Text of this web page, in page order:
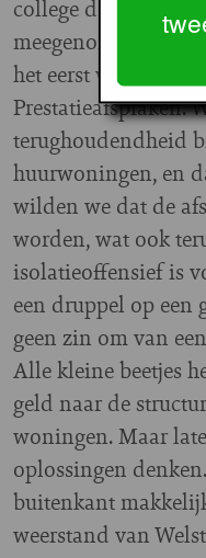
college de stem
meegenomen in
het eerst werd onze
Prestatieafspraken.
terughoudendheid
huurwoningen, en
wilden we dat de
worden, wat ook
isolatieoffensief is
een druppel op een
geen zin om van
Alle kleine beetjes
geld naar de
woningen. Maar
oplossingen
buitenkant
weerstand van